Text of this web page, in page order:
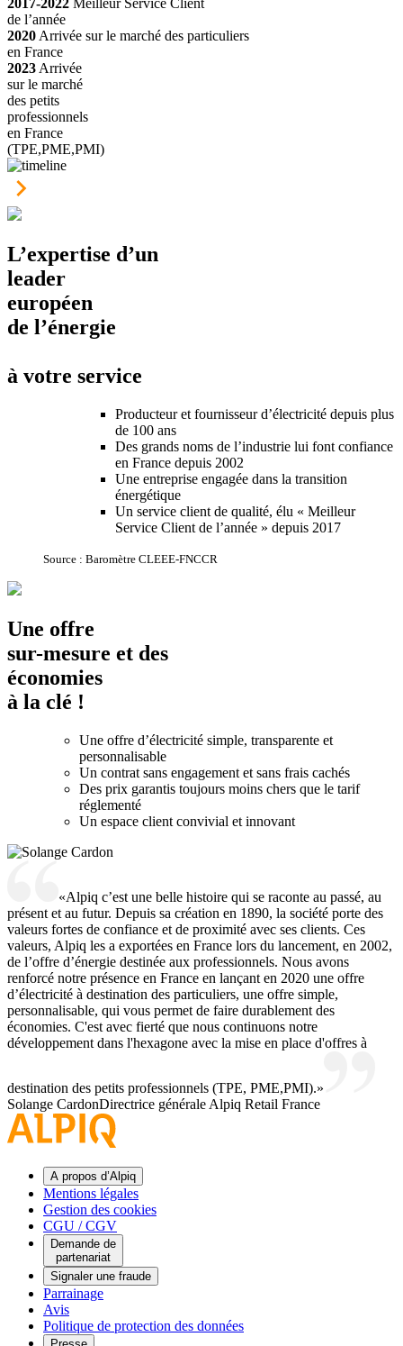
2017-2022 Meilleur Service Client
de l’année
2020 Arrivée sur le marché des particuliers
en France
2023 Arrivée
sur le marché
des petits
professionnels
en France
(TPE,PME,PMI)
L’expertise d’un
leader
européen
de l’énergie
à votre service
Producteur et fournisseur d’électricité depuis plus
de 100 ans
Des grands noms de l’industrie lui font confiance
en France depuis 2002
Une entreprise engagée dans la transition
énergétique
Un service client de qualité, élu « Meilleur
Service Client de l’année » depuis 2017
Source : Baromètre CLEEE-FNCCR
Une offre
sur-mesure et des
économies
à la clé !
Une offre d’électricité simple, transparente et
personnalisable
Un contrat sans engagement et sans frais cachés
Des prix garantis toujours moins chers que le tarif
réglementé
Un espace client convivial et innovant
Alpiq c’est une belle histoire qui se raconte au passé, au
présent et au futur. Depuis sa création en 1890, la société porte des
valeurs fortes de confiance et de proximité avec ses clients. Ces
valeurs, Alpiq les a exportées en France lors du lancement, en 2002,
de l’offre d’énergie destinée aux professionnels. Nous avons
renforcé notre présence en France en lançant en 2020 une offre
d’électricité à destination des particuliers, une offre simple,
personnalisable, qui vous permet de faire durablement des
économies. C'est avec fierté que nous continuons notre
développement dans l'hexagone avec la mise en place d'offres à
destination des petits professionnels (TPE, PME,PMI).
Solange CardonDirectrice générale Alpiq Retail France
A propos d’Alpiq
Mentions légales
Gestion des cookies
CGU / CGV
Demande de
partenariat
Signaler une fraude
Parrainage
Avis
Politique de protection des données